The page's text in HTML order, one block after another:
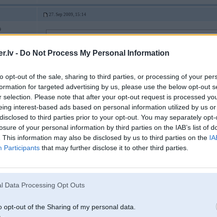
- Do Not Process My Personal Information
opt-out of the sale, sharing to third parties, or processing of your
for targeted advertising by us, please use the below opt-out
selection. Please note that after your opt-out request is processed
interest-based ads based on personal information utilized by us
to third parties prior to your opt-out. You may separately
of your personal information by third parties on the IAB’s list of
This information may also be disclosed by us to third parties on the
Participants that may further disclose it to other third parties.
Data Processing Opt Outs
opt-out of the Sharing of my personal data.
27. Sep 2009, 15:14
Starp citu, Tavs noraditais nummurs darbojas Tele2 tiiklaa.Riikojies.
Vai Tu pats tici tam, ka šādām darbībām tiek izmantots tele2 pieslēguma
27. Sep 2009, 15:18
Nozaga masinu..pec laika zvana-saka-masina pie viniem,par attiecigu
naudas!!!!
27. Sep 2009, 15:20
Krapnieki darbojas-iebiedejot nozagto lietu saimniekus